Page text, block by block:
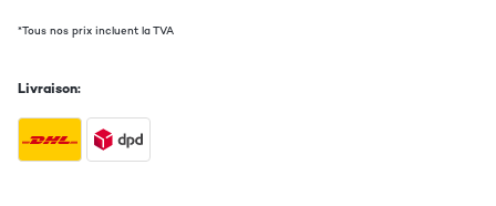
*Tous nos prix incluent la TVA
Livraison: